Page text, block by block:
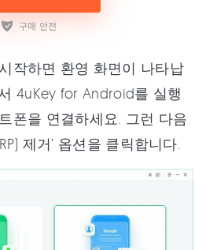
작하면 환영 화면이 나타납
4uKey for Android를 실행
폰을 연결하세요. 그런 다음
제거’ 옵션을 클릭합니다.